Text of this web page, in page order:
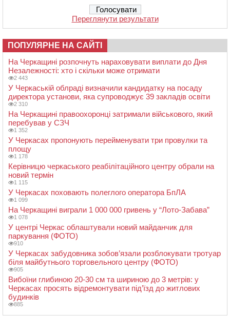
Переглянути результати
ПОПУЛЯРНЕ НА САЙТІ
На Черкащині розпочнуть нараховувати виплати до Дня
Незалежності: хто і скільки може отримати
2 443
У Черкаській облраді визначили кандидатку на посаду
директора установи, яка супроводжує 39 закладів освіти
2 310
На Черкащині правоохоронці затримали військового, який
перебував у СЗЧ
1 352
У Черкасах пропонують перейменувати три провулки та
площу
1 178
Керівницю черкаського реабілітаційного центру обрали на
новий термін
1 115
У Черкасах поховають полеглого оператора БпЛА
1 099
На Черкащині виграли 1 000 000 гривень у “Лото-Забава”
1 078
У центрі Черкас облаштували новий майданчик для
паркування (ФОТО)
910
У Черкасах забудовника зобов’язали розблокувати тротуар
біля майбутнього торговельного центру (ФОТО)
905
Вибоїни глибиною 20-30 см та шириною до 3 метрів: у
Черкасах просять відремонтувати під’їзд до житлових
будинків
885